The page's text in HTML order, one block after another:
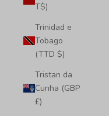
T$)
Trinidad e
Tobago
(TTD $)
Tristan da
Cunha (GBP
£)